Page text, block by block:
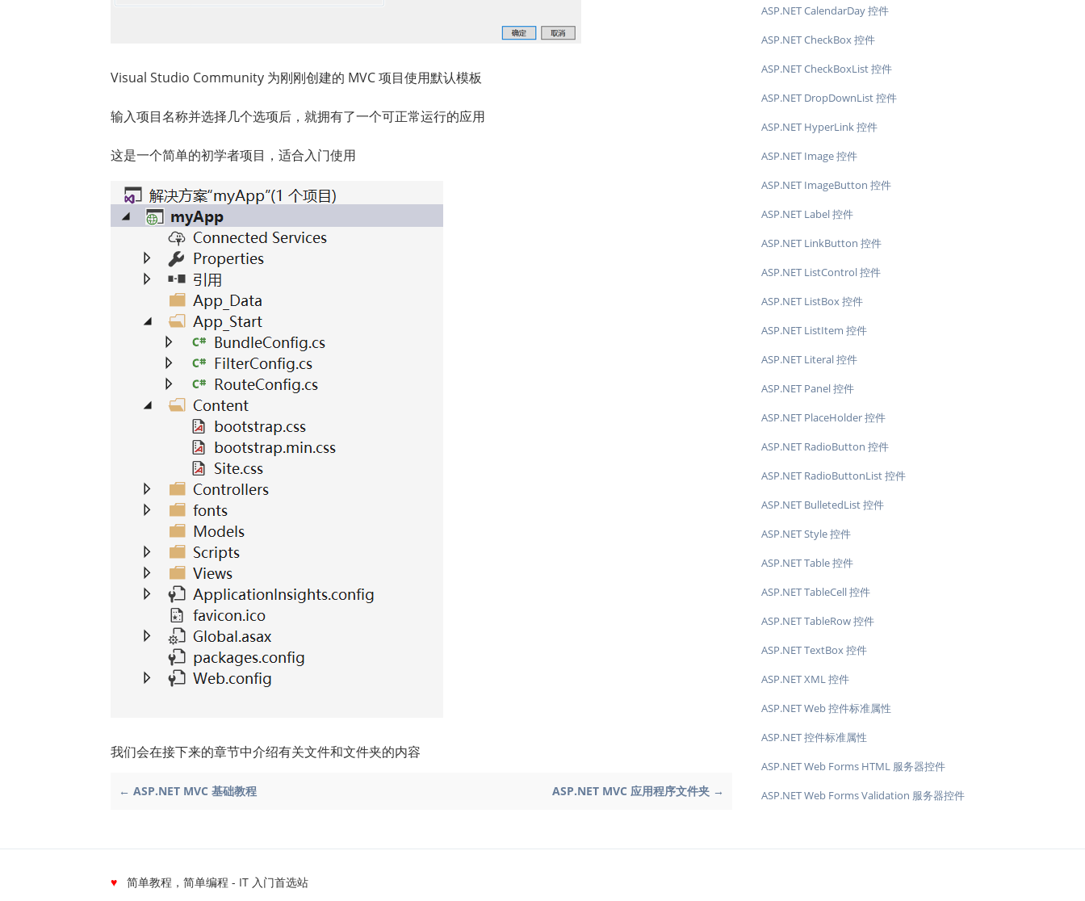
Visual Studio Community 为刚刚创建的 MVC 项目使用默认模板
输入项目名称并选择几个选项后，就拥有了一个可正常运行的应用
这是一个简单的初学者项目，适合入门使用
我们会在接下来的章节中介绍有关文件和文件夹的内容
← ASP.NET MVC 基础教程 ASP.NET MVC 应用程序文件夹 →
ASP.NET CalendarDay 控件
ASP.NET CheckBox 控件
ASP.NET CheckBoxList 控件
ASP.NET DropDownList 控件
ASP.NET HyperLink 控件
ASP.NET Image 控件
ASP.NET ImageButton 控件
ASP.NET Label 控件
ASP.NET LinkButton 控件
ASP.NET ListControl 控件
ASP.NET ListBox 控件
ASP.NET ListItem 控件
ASP.NET Literal 控件
ASP.NET Panel 控件
ASP.NET PlaceHolder 控件
ASP.NET RadioButton 控件
ASP.NET RadioButtonList 控件
ASP.NET BulletedList 控件
ASP.NET Style 控件
ASP.NET Table 控件
ASP.NET TableCell 控件
ASP.NET TableRow 控件
ASP.NET TextBox 控件
ASP.NET XML 控件
ASP.NET Web 控件标准属性
ASP.NET 控件标准属性
ASP.NET Web Forms HTML 服务器控件
ASP.NET Web Forms Validation 服务器控件
♥ 简单教程，简单编程 - IT 入门首选站